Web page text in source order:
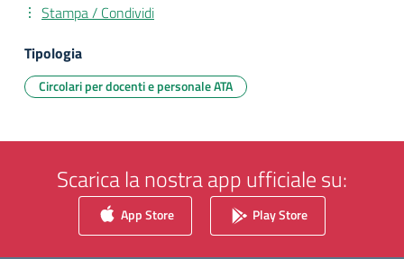
Stampa / Condividi
Tipologia
Circolari per docenti e personale ATA
Scarica la nostra app ufficiale su:
App Store Play Store